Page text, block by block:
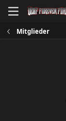
Mitglieder